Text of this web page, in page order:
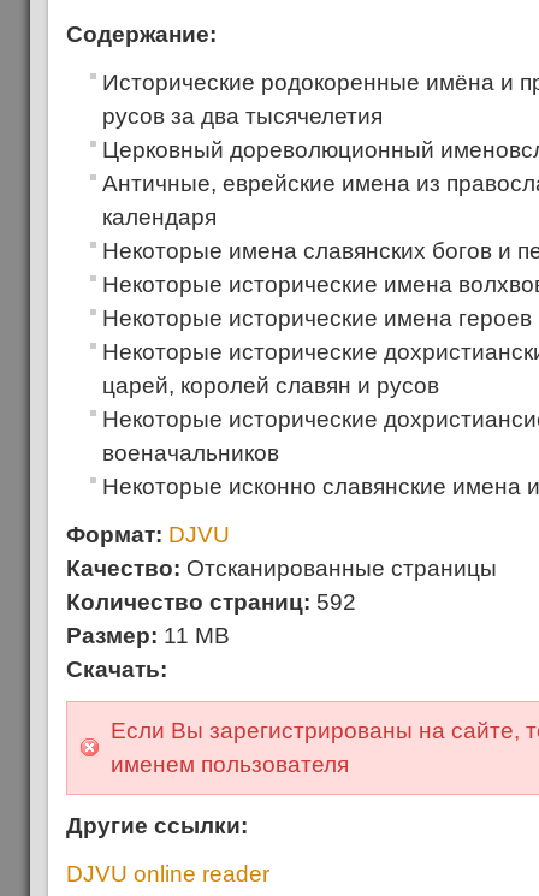
Содержание:
Исторические родокоренные имёна и
русов за два тысячелетия
Церковный дореволюционный
Античные, еврейские имена из
календаря
Некоторые имена славянских богов и
Некоторые исторические имена
Некоторые исторические имена
Некоторые исторические
царей, королей славян и русов
Некоторые исторические
военачальников
Некоторые исконно славянские имена
Формат: DJVU
Качество: Отсканированные страницы
Количество страниц: 592
Размер: 11 MB
Скачать:
Если Вы зарегистрированы на сайте,
именем пользователя
Другие ссылки:
DJVU online reader